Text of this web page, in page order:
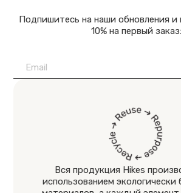
Подпишитесь на наши обновления и
10% на первый заказ:
Вся продукция Hikes
использованием экологически